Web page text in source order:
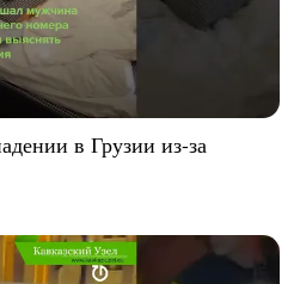
в Грузии из-за